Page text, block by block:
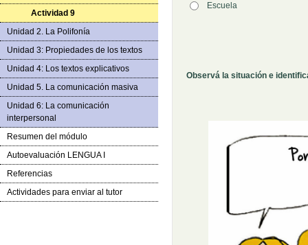
Actividad 9
Unidad 2. La Polifonía
Unidad 3: Propiedades de los textos
Unidad 4: Los textos explicativos
Unidad 5. La comunicación masiva
Unidad 6: La comunicación
interpersonal
Resumen del módulo
Autoevaluación LENGUA I
Referencias
Actividades para enviar al tutor
Opción 3Escuela
Observá la situación e